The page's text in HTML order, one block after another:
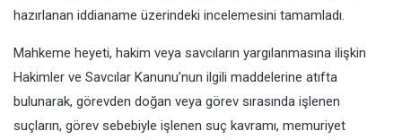
hazırlanan iddianame üzerindeki incelemesini tamamladı.
Mahkeme heyeti, hakim veya savcıların yargılanmasına ilişkin
Hakimler ve Savcılar Kanunu’nun ilgili maddelerine atıfta
bulunarak, görevden doğan veya görev sırasında işlenen
suçların, görev sebebiyle işlenen suç kavramı, memuriyet